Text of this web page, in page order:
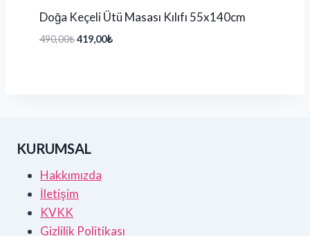
Doğa Keçeli Ütü Masası Kılıfı 55x140cm
490,00₺ 419,00₺
KURUMSAL
Hakkımızda
İletişim
KVKK
Gizlilik Politikası